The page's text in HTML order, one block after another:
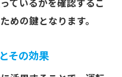
ているかを確認するこ
めの鍵となります。
その効果